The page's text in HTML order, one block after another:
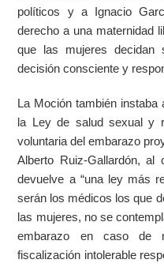
políticos y a Ignacio
derecho a una maternidad
que las mujeres
decisión consciente y
La Moción también
la Ley de salud sexual y
voluntaria del embarazo
Alberto Ruiz-Gallardón, al
devuelve a “una ley más
serán los médicos los que
las mujeres, no se
embarazo en caso de
fiscalización intolerable